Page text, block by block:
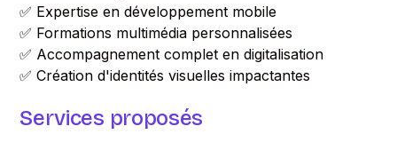
✅ Expertise en développement mobile
✅ Formations multimédia personnalisées
✅ Accompagnement complet en digitalisation
✅ Création d'identités visuelles impactantes
Services proposés